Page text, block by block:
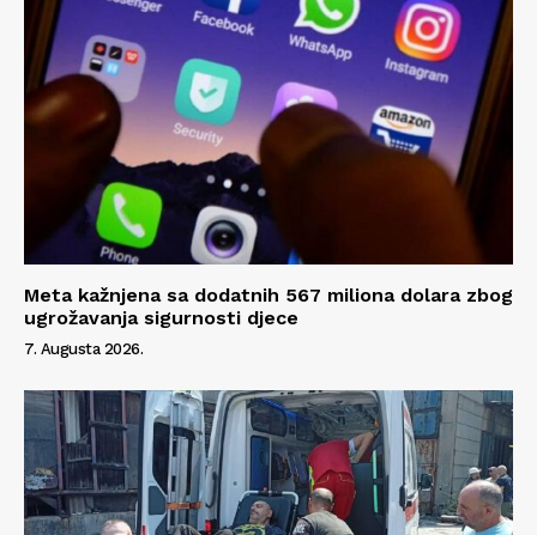
Meta kažnjena sa dodatnih 567 miliona dolara zbog
ugrožavanja sigurnosti djece
7. Augusta 2026.